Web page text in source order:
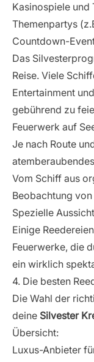
Kasinospiele und
Themenpartys
Countdown-
Das
Reise. Viele
Entertainment
gebührend zu
Feuerwerk auf
Je nach Route
Vom Schiff aus
Beobachtung
Spezielle
Einige
Feuerwerke, die
ein wirklich
4. Die besten
Die Wahl der
deine Silvester
Übersicht:
Luxus-Anbieter